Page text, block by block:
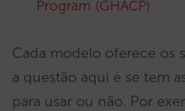
Program (GHACP)
Cada modelo oferece os
a questão aqui é se tem
para usar ou não. Por